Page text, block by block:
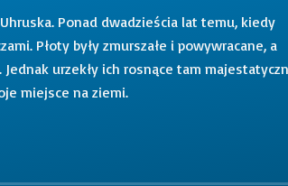
Ponad dwadzieścia lat temu, kiedy
Płoty były zmurszałe i powywracane, a
urzekły ich rosnące tam
miejsce na ziemi.